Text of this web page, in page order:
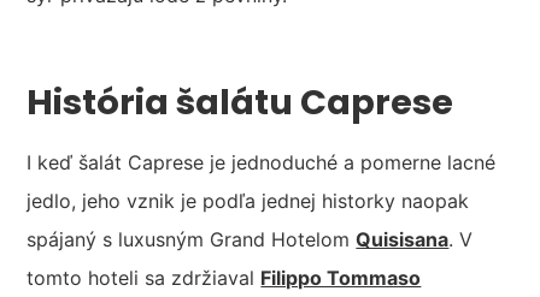
História šalátu Caprese
I keď šalát Caprese je jednoduché a pomerne lacné
jedlo, jeho vznik je podľa jednej historky naopak
spájaný s luxusným Grand HotelomQuisisana. V
tomto hoteli sa zdržiaval Filippo Tommaso